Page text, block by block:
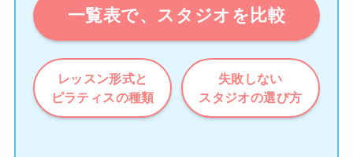
一覧表で、スタジオを比較
レッスン形式と
ピラティスの種類
失敗しない
スタジオの選び方